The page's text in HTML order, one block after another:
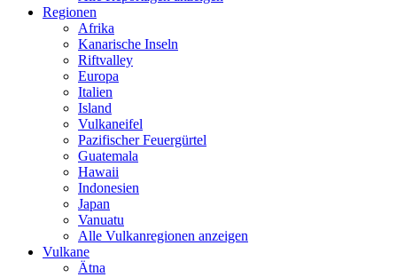
Regionen
Afrika
Kanarische Inseln
Riftvalley
Europa
Italien
Island
Vulkaneifel
Pazifischer Feuergürtel
Guatemala
Hawaii
Indonesien
Japan
Vanuatu
Alle Vulkanregionen anzeigen
Vulkane
Ätna